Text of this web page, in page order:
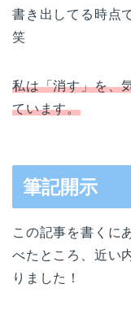
書き出してる時点
笑
私は「消す」を、
ています。
筆記開示
この記事を書くに
べたところ、近い
りました！